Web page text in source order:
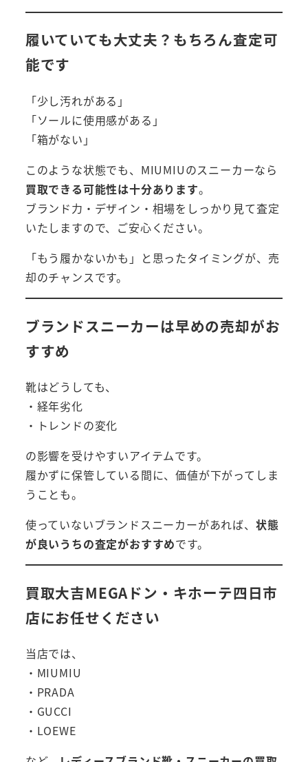
履いていても大丈夫？もちろん査定可
能です
「少し汚れがある」
「ソールに使用感がある」
「箱がない」
このような状態でも、MIUMIUのスニーカーなら
買取できる可能性は十分あります。
ブランド力・デザイン・相場をしっかり見て査定
いたしますので、ご安心ください。
「もう履かないかも」と思ったタイミングが、売
却のチャンスです。
ブランドスニーカーは早めの売却がお
すすめ
靴はどうしても、
・経年劣化
・トレンドの変化
の影響を受けやすいアイテムです。
履かずに保管している間に、価値が下がってしま
うことも。
使っていないブランドスニーカーがあれば、 状態
が良いうちの査定がおすすめです。
買取大吉MEGAドン・キホーテ四日市
店にお任せください
当店では、
・MIUMIU
・PRADA
・GUCCI
・LOEWE